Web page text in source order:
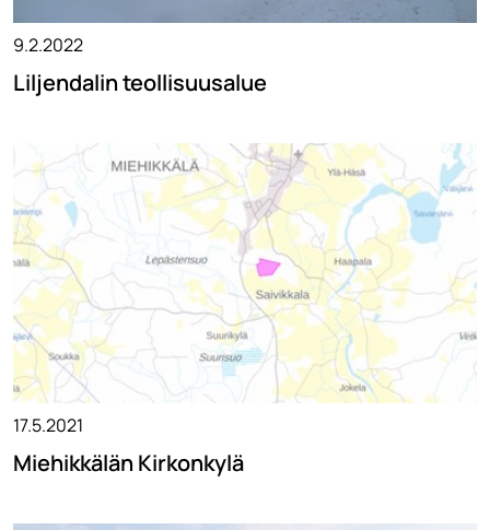
9.2.2022
Liljendalin teollisuusalue
17.5.2021
Miehikkälän Kirkonkylä